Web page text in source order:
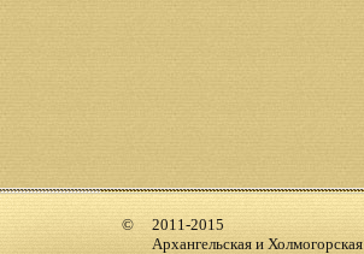
2011-2015
Архангельская и Холмогорская